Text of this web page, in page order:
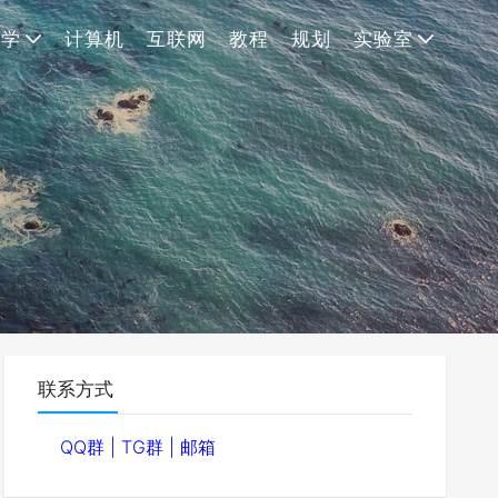
计算机 互联网 教程 规划 实验室
联系方式
QQ群 |TG群 邮箱